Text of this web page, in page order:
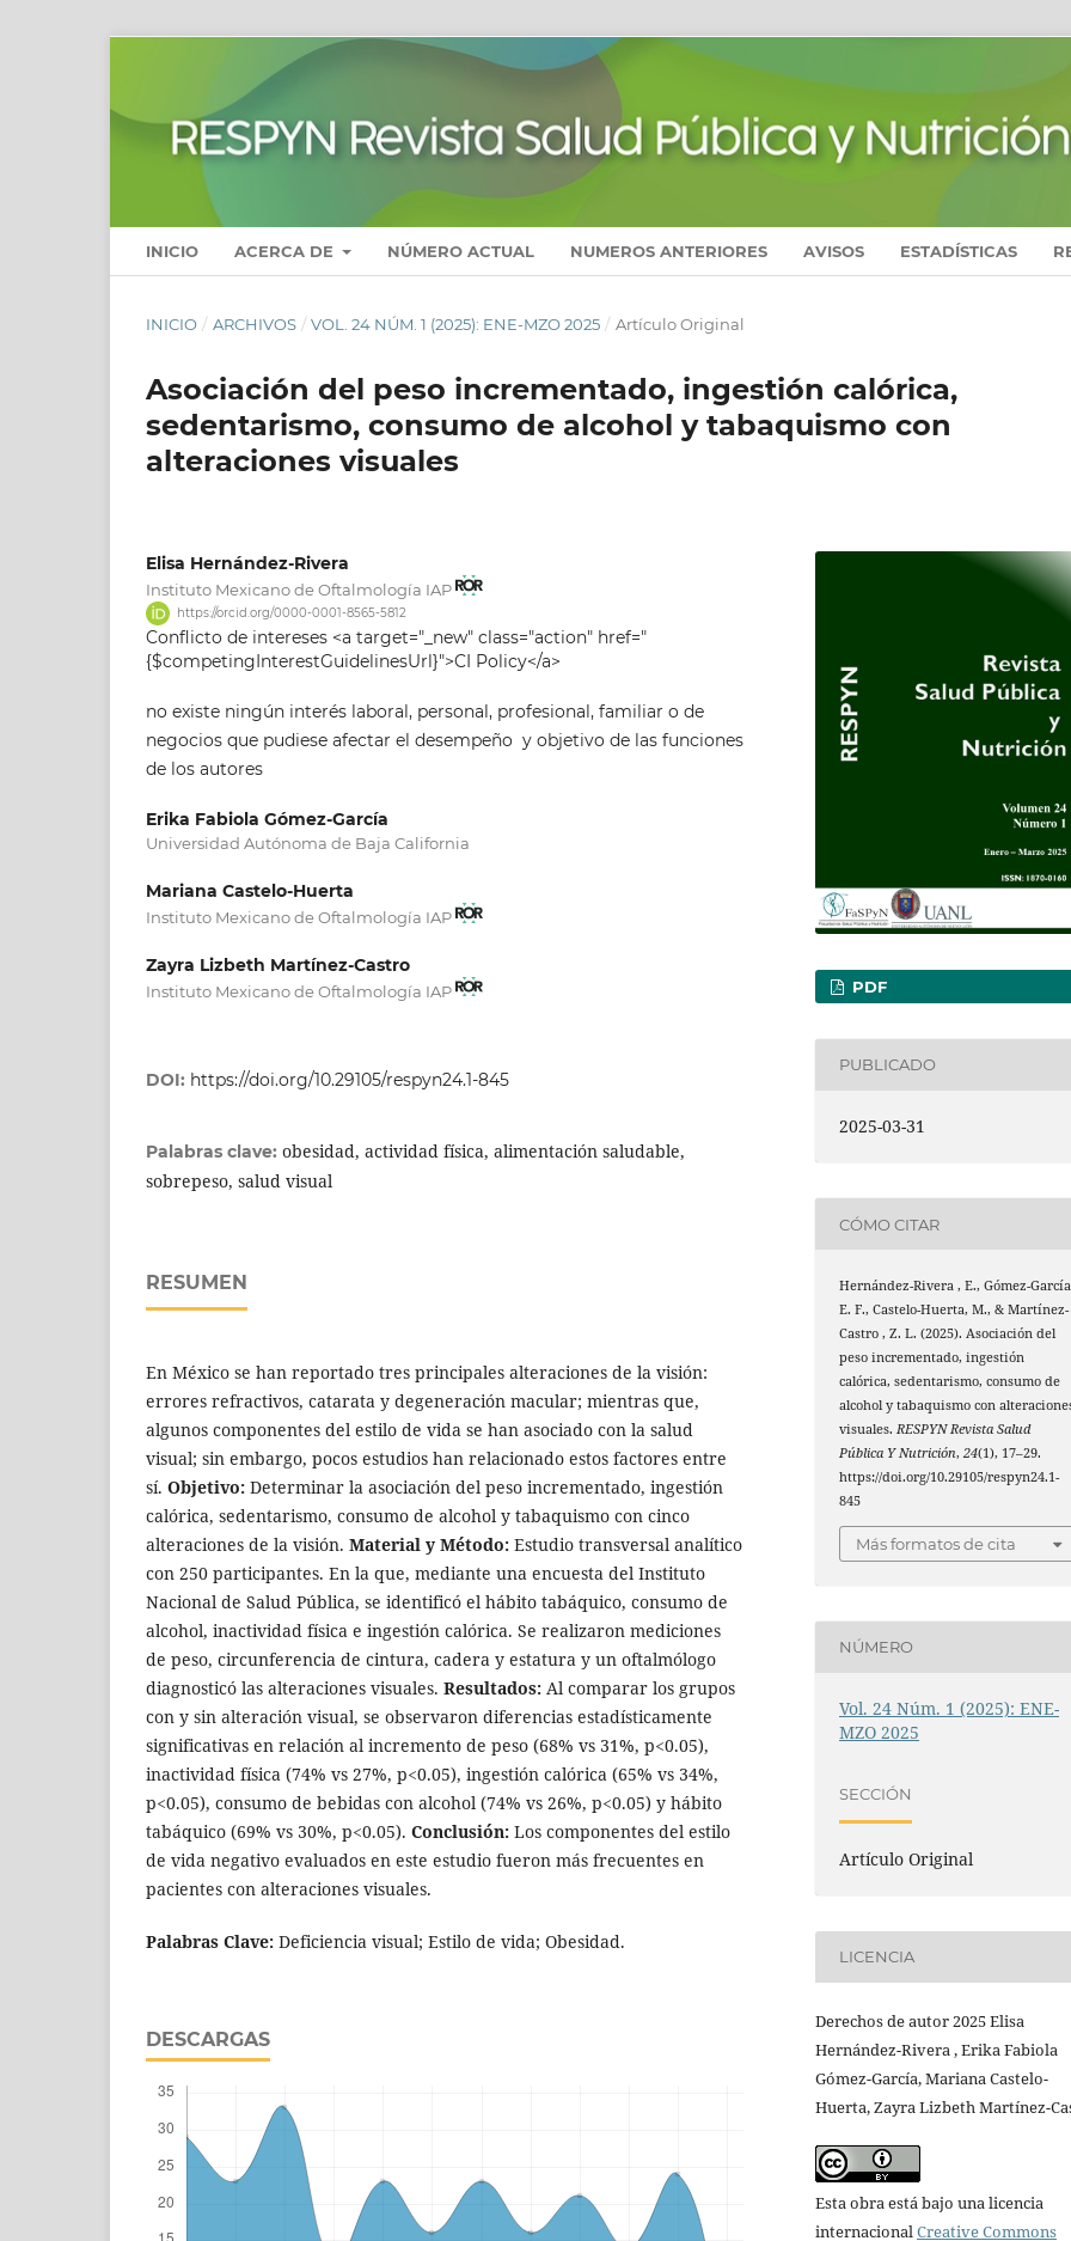
INICIO ACERCA DE NÚMERO ACTUAL NUMEROS ANTERIORES AVISOS ESTADÍSTICAS
INICIO / ARCHIVOS / VOL. 24 NÚM. 1 (2025): ENE-MZO 2025 / Artículo Original
Asociación del peso incrementado, ingestión calórica,
sedentarismo, consumo de alcohol y tabaquismo con
alteraciones visuales
Elisa Hernández-Rivera
Instituto Mexicano de Oftalmología IAP
https://orcid.org/0000-0001-8565-5812
Conflicto de intereses <a target="_new" class="action" href="
{$competingInterestGuidelinesUrl}">CI Policy</a>
no existe ningún interés laboral, personal, profesional, familiar o de
negocios que pudiese afectar el desempeño y objetivo de las funciones
de los autores
Erika Fabiola Gómez-García
Universidad Autónoma de Baja California
Mariana Castelo-Huerta
Instituto Mexicano de Oftalmología IAP
Zayra Lizbeth Martínez-Castro
Instituto Mexicano de Oftalmología IAP
DOI: https://doi.org/10.29105/respyn24.1-845
Palabras clave: obesidad, actividad física, alimentación saludable,
sobrepeso, salud visual
RESUMEN
En México se han reportado tres principales alteraciones de la visión:
errores refractivos, catarata y degeneración macular; mientras que,
algunos componentes del estilo de vida se han asociado con la salud
visual; sin embargo, pocos estudios han relacionado estos factores entre
sí. Objetivo: Determinar la asociación del peso incrementado, ingestión
calórica, sedentarismo, consumo de alcohol y tabaquismo con cinco
alteraciones de la visión. Material y Método: Estudio transversal analítico
con 250 participantes. En la que, mediante una encuesta del Instituto
Nacional de Salud Pública, se identificó el hábito tabáquico, consumo de
alcohol, inactividad física e ingestión calórica. Se realizaron mediciones
de peso, circunferencia de cintura, cadera y estatura y un oftalmólogo
diagnosticó las alteraciones visuales. Resultados: Al comparar los grupos
con y sin alteración visual, se observaron diferencias estadísticamente
significativas en relación al incremento de peso (68% vs 31%, p<0.05),
inactividad física (74% vs 27%, p<0.05), ingestión calórica (65% vs 34%,
p<0.05), consumo de bebidas con alcohol (74% vs 26%, p<0.05) y hábito
tabáquico (69% vs 30%, p<0.05). Conclusión: Los componentes del estilo
de vida negativo evaluados en este estudio fueron más frecuentes en
pacientes con alteraciones visuales.
Palabras Clave: Deficiencia visual; Estilo de vida; Obesidad.
DESCARGAS
PDF
PUBLICADO
2025-03-31
CÓMO CITAR
Hernández-Rivera , E., Gómez-
E. F., Castelo-Huerta, M., & Martínez-
Castro , Z. L. (2025). Asociación del
peso incrementado, ingestión
calórica, sedentarismo, consumo de
alcohol y tabaquismo con
visuales.RESPYN Revista Salud
Pública Y Nutrición,24(1), 17–29.
https://doi.org/10.29105/respyn24.1-
845
Más formatos de cita
NÚMERO
Vol. 24 Núm. 1 (2025): ENE-
MZO 2025
SECCIÓN
Artículo Original
LICENCIA
Derechos de autor 2025 Elisa
Hernández-Rivera , Erika Fabiola
Gómez-García, Mariana Castelo-
Huerta, Zayra Lizbeth Martínez-
Esta obra está bajo una licencia
internacionalCreative Commons